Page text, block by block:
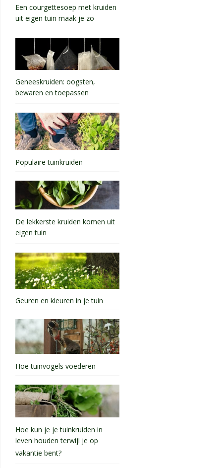
Een courgettesoep met kruiden
uit eigen tuin maak je zo
Geneeskruiden: oogsten,
bewaren en toepassen
Populaire tuinkruiden
De lekkerste kruiden komen uit
eigen tuin
Geuren en kleuren in je tuin
Hoe tuinvogels voederen
Hoe kun je je tuinkruiden in
leven houden terwijl je op
vakantie bent?